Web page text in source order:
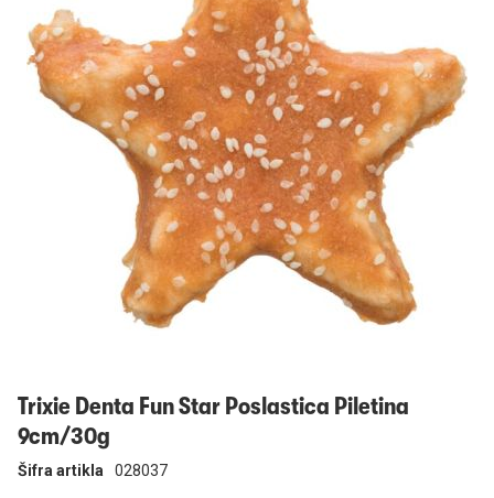
Prijavi se
Trixie Denta Fun Star Poslastica Piletina
9cm/30g
Šifra artikla 028037